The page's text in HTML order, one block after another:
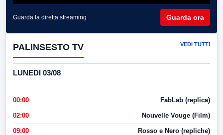
Guarda la diretta streaming Guarda ora
PALINSESTO TV VEDI TUTTI
LUNEDI 03/08
00:00 FabLab (replica)
02:00 Nouvelle Vouge (Film)
09:00 Rosso e Nero (repliche)